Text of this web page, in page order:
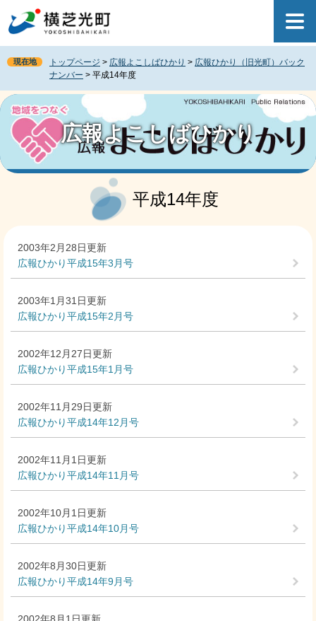
ジ
先
で
す
ュ
を
ば
し
文
へ
現在地 トップページ > 広報よこしばひかり > 広報ひかり（旧光町）バック
ナンバー > 平成14年度
広報よこしばひかり
平成14年度
2003年2月28日更新
広報ひかり平成15年3月号
2003年1月31日更新
広報ひかり平成15年2月号
2002年12月27日更新
広報ひかり平成15年1月号
2002年11月29日更新
広報ひかり平成14年12月号
2002年11月1日更新
広報ひかり平成14年11月号
2002年10月1日更新
広報ひかり平成14年10月号
2002年8月30日更新
広報ひかり平成14年9月号